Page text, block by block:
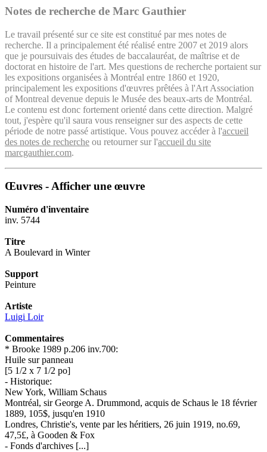
Notes de recherche de Marc Gauthier
Le travail présenté sur ce site est constitué par mes notes de
recherche. Il a principalement été réalisé entre 2007 et 2019 alors
que je poursuivais des études de baccalauréat, de maîtrise et de
doctorat en histoire de l'art. Mes questions de recherche portaient sur
les expositions organisées à Montréal entre 1860 et 1920,
principalement les expositions d'œuvres prêtées à l'Art Association
of Montreal devenue depuis le Musée des beaux-arts de Montréal.
Le contenu est donc fortement orienté dans cette direction. Malgré
tout, j'espère qu'il saura vous renseigner sur des aspects de cette
période de notre passé artistique. Vous pouvez accéder à l'accueil
des notes de recherche ou retourner sur l'accueil du site
marcgauthier.com.
Œuvres - Afficher une œuvre
Numéro d'inventaire
inv. 5744
Titre
A Boulevard in Winter
Support
Peinture
Artiste
Luigi Loir
Commentaires
* Brooke 1989 p.206 inv.700:
Huile sur panneau
[5 1/2 x 7 1/2 po]
- Historique:
New York, William Schaus
Montréal, sir George A. Drummond, acquis de Schaus le 18 février
1889, 105$, jusqu'en 1910
Londres, Christie's, vente par les héritiers, 26 juin 1919, no.69,
47,5£, à Gooden & Fox
- Fonds d'archives [...]